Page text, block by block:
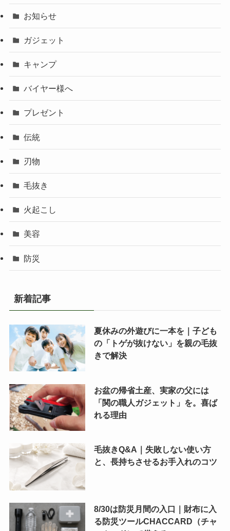
お知らせ
ガジェット
キャンプ
バイヤー様へ
プレゼント
伝統
刃物
毛抜き
火起こし
美容
防災
新着記事
夏休みの外遊びに一本を｜子ども
の「トゲが抜けない」を親の毛抜
きで解決
お盆の帰省土産、実家の父には
「関の職人ガジェット」を。喜ば
れる理由
毛抜きQ&A｜失敗しない使い方
と、長持ちさせるお手入れのコツ
8/30は防災月間の入口｜財布に入
る防災ツールCHACCARD（チャ